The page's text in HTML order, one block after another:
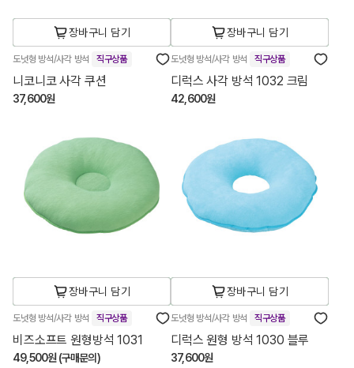
장바구니 담기
도넛형 방석/사각 방석 직구상품
니코니코 사각 쿠션
37,600원
장바구니 담기
도넛형 방석/사각 방석 직구상품
디럭스 사각 방석 1032 크림
42,600원
장바구니 담기
도넛형 방석/사각 방석 직구상품
비즈소프트 원형방석 1031
49,500원 (구매문의)
장바구니 담기
도넛형 방석/사각 방석 직구상품
디럭스 원형 방석 1030 블루
37,600원